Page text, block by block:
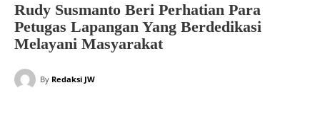
Rudy Susmanto Beri Perhatian Para
Petugas Lapangan Yang Berdedikasi
Melayani Masyarakat
By Redaksi JW